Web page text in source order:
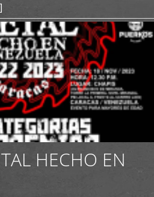
HECHO EN